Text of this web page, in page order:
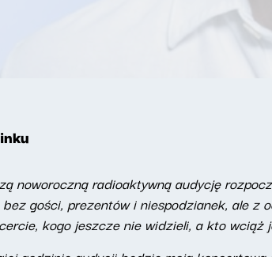
noworoczną radioaktywną audycję
bez gości, prezentów i niespodzianek, ale z
kogo jeszcze nie widzieli, a kto wciąż